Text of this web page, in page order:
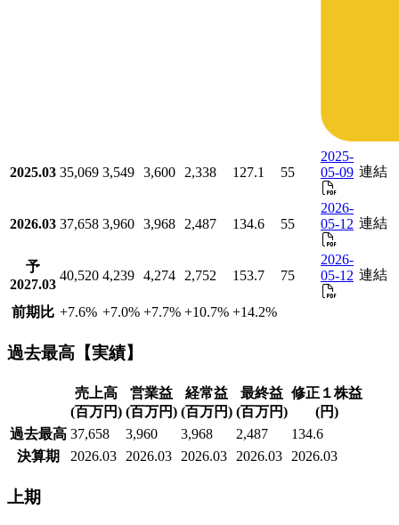
2025.03 35,069 3,549 3,600 2,338 127.1 55
2025-
05-09 連結
2026.03 37,658 3,960 3,968 2,487 134.6 55
2026-
05-12 連結
予
2027.03
40,520 4,239 4,274 2,752 153.7 75
2026-
05-12 連結
前期比 +7.6% +7.0% +7.7% +10.7% +14.2%
過去最高【実績】
売上高
(百万円)
営業益
(百万円)
経常益
(百万円)
最終益
(百万円)
修正１株益
(円)
過去最高 37,658 3,960 3,968 2,487
134.6
決算期
2026.03 2026.03 2026.03 2026.03 2026.03
上期